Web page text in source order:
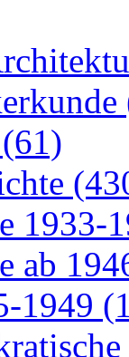
(61)
1933-
ab
1949